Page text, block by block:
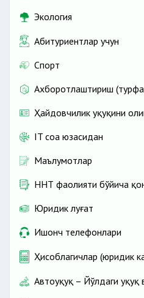
Экология
Абитуриентлар учун
Спорт
Ахборотлаштириш
Ҳайдовчилик ҳуқуқини
IT соҳа юзасидан
Маълумотлар
ННТ фаолияти бўйича
Юридик луғат
Ишонч телефонлари
Ҳисоблагичлар (юридик
Автоҳуқуқ – Йўлдаги